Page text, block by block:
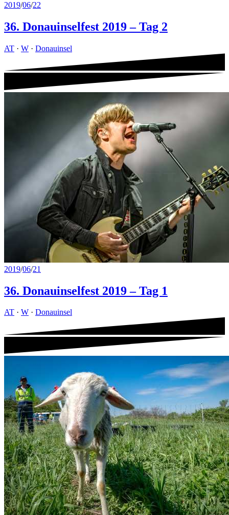
2019/06/22
36. Donauinselfest 2019 – Tag 2
AT · W · Donauinsel
2019/06/21
36. Donauinselfest 2019 – Tag 1
AT · W · Donauinsel